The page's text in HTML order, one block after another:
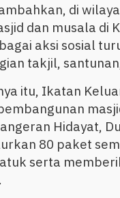
di
dan musala di
aksi sosial
takjil,
itu, Ikatan
Hidayat,
80 paket
serta